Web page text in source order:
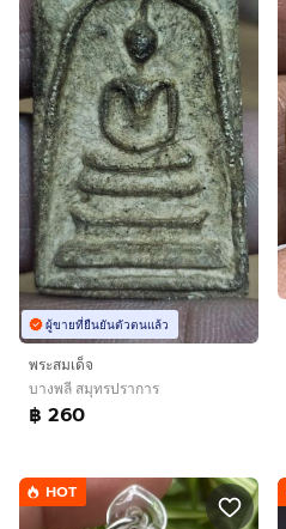
ผู้ขายที่ยืนยันตัวตนแล้ว
พระสมเด็จ
บางพลี สมุทรปราการ
฿ 260
HOT